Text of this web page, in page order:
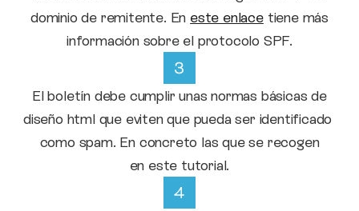
dominio de remitente. En este enlacetiene más
información sobre el protocolo SPF.
El boletín debe cumplir unas normas básicas de
diseño html que eviten que pueda ser identificado
como spam. En concreto las que se recogen
en este tutorial.